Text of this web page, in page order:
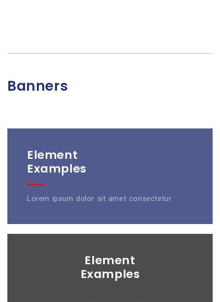
Banners
Element
Examples
Lorem ipsum dolor sit amet consectetur
Element
Examples